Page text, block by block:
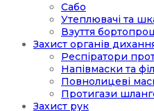
Сабо
Утеплювачі та
Взуття
Захист органів
Респіратори
Напівмаски та
Повнолицеві
Протигази
Захист рук